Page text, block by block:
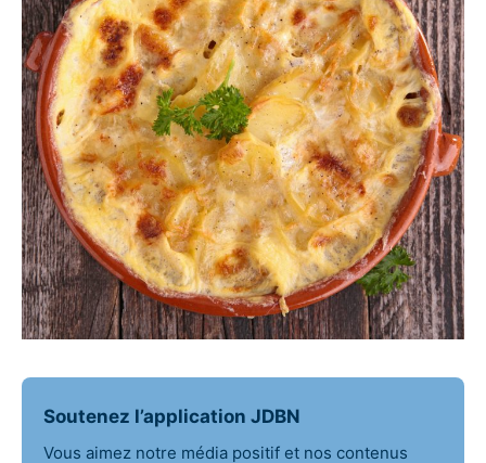
Soutenez l’application JDBN
Vous aimez notre média positif et nos contenus